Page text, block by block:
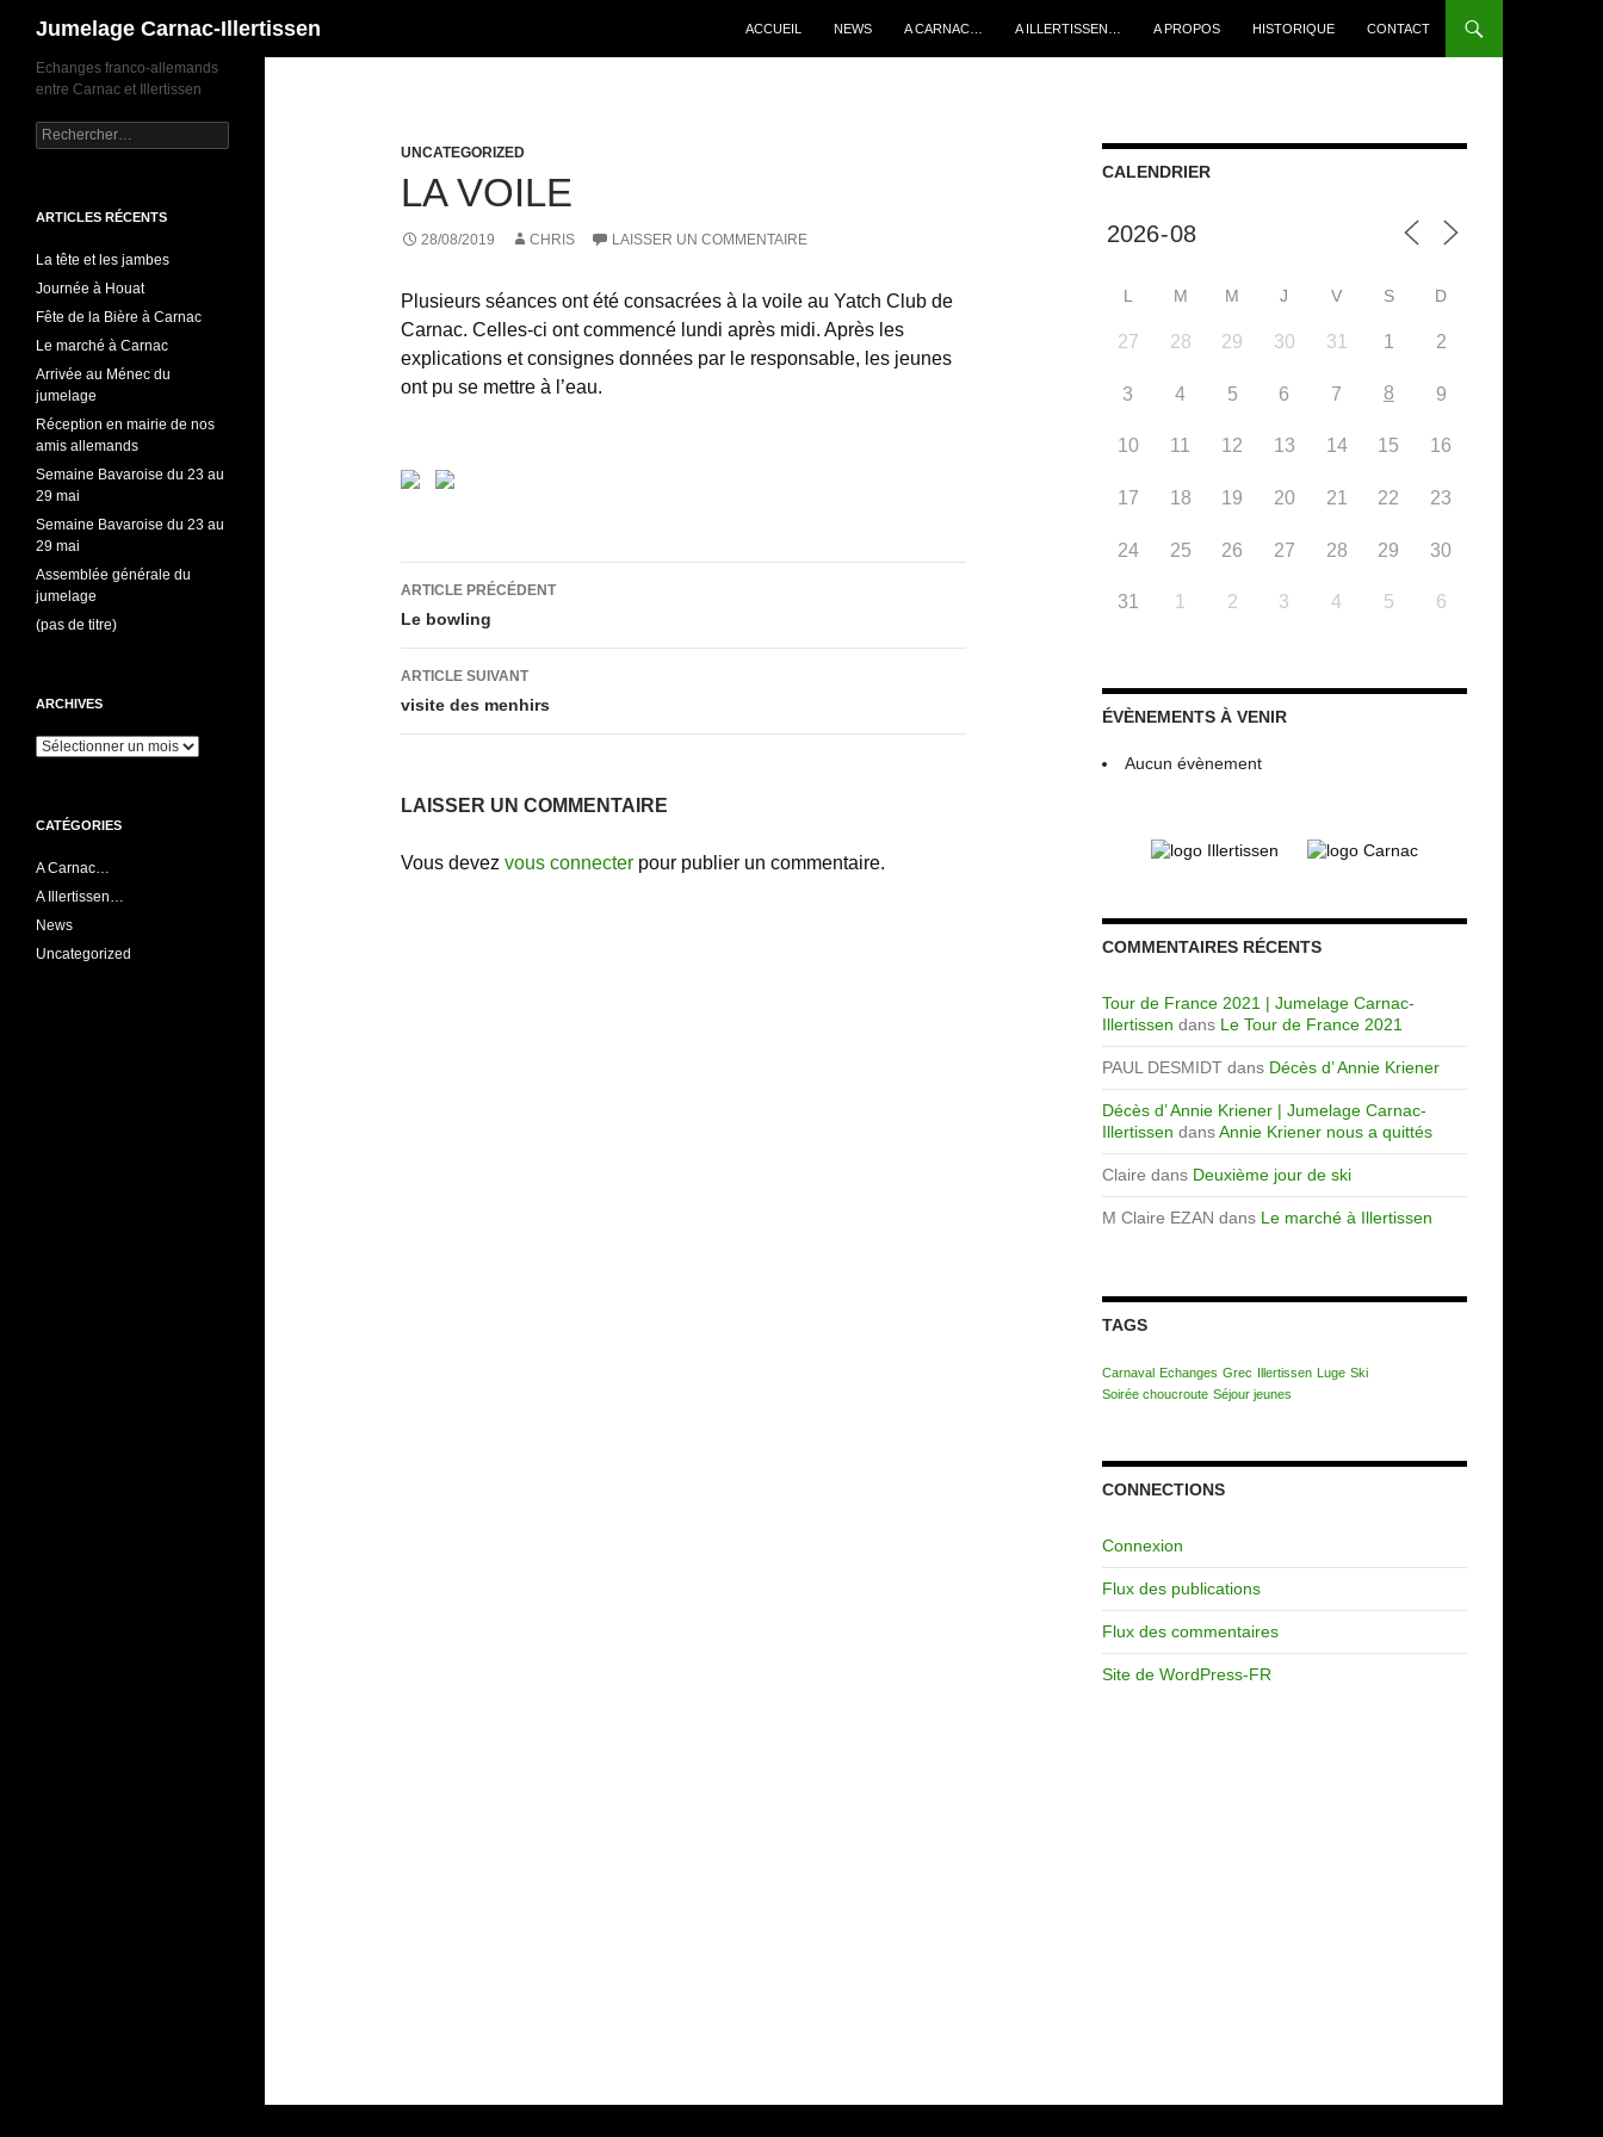
Jumelage Carnac-Illertissen
ACCUEIL
NEWS A CARNAC… A ILLERTISSEN… A PROPOS HISTORIQUE CONTACT
UNCATEGORIZED
LA VOILE
28/08/2019 CHRIS LAISSER UN COMMENTAIRE
Plusieurs séances ont été consacrées à la voile au Yatch Club de
Carnac. Celles-ci ont commencé lundi après midi. Après les
explications et consignes données par le responsable, les jeunes
ont pu se mettre à l’eau.
Navigation
des
articles
ARTICLE PRÉCÉDENT
Le bowling
ARTICLE SUIVANT
visite des menhirs
LAISSER UN COMMENTAIRE
Vous devez vous connecter pour publier un commentaire.
CALENDRIER
L M M J V S D
27 28 29 30 31 1 2
3 4 5 6 7 8 9
10 11 12 13 14 15 16
17 18 19 20 21 22 23
24 25 26 27 28 29 30
31 1 2 3 4 5 6
ÉVÈNEMENTS À VENIR
Aucun évènement
COMMENTAIRES RÉCENTS
Tour de France 2021 | Jumelage Carnac-
Illertissen dans Le Tour de France 2021
PAUL DESMIDT dans Décès d’ Annie Kriener
Décès d’ Annie Kriener | Jumelage Carnac-
Illertissen dansAnnie Kriener nous a quittés
Claire dans Deuxième jour de ski
M Claire EZAN dans Le marché à Illertissen
TAGS
Carnaval Echanges Grec Illertissen Luge Ski
Soirée choucroute Séjour jeunes
CONNECTIONS
Connexion
Flux des publications
Flux des commentaires
Site de WordPress-FR
Echanges franco-allemands
entre Carnac et Illertissen
Rechercher :
ARTICLES RÉCENTS
La tête et les jambes
Journée à Houat
Fête de la Bière à Carnac
Le marché à Carnac
Arrivée au Ménec du
jumelage
Réception en mairie de nos
amis allemands
Semaine Bavaroise du 23 au
29 mai
Semaine Bavaroise du 23 au
29 mai
Assemblée générale du
jumelage
(pas de titre)
ARCHIVES
Archives
CATÉGORIES
A Carnac…
A Illertissen…
News
Uncategorized